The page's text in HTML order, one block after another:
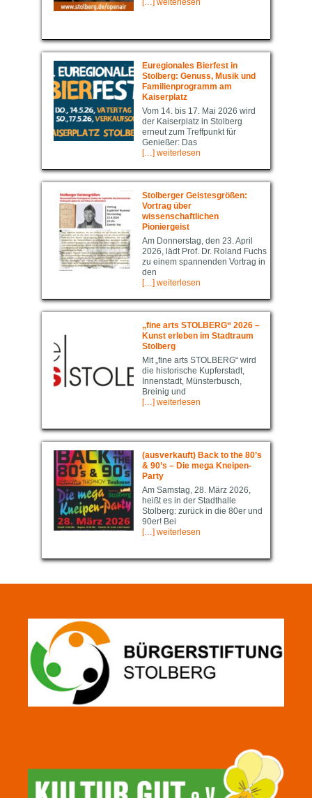
[…] weiterlesen
Euregio­nal­es Bierfest in
Stolberg: Genuss, Musik und
Familienprogramm am
Kaiserplatz
Vom 14. bis 17. Mai 2026 wird
der Kaiserplatz in Stolberg
erneut zum Treffpunkt für
Genießer: Das
[…] weiterlesen
Stolberger Geistesgrößen:
Vortrag über
wissenschaftlichen
Pioniergeist
Am Donnerstag, den 23. April
2026, lädt Prof. Dr. Roland Fuchs
zu einem spannenden Vortrag in
den
[…] weiterlesen
„fine arts STOLBERG“ 2026 –
Kunst erleben im Stadtraum
Stolberg
Mit „fine arts STOLBERG“ wird
die historische Kupferstadt,
Innenstadt, Münsterbusch,
Breinig und
[…] weiterlesen
(ausverkauft) Back to the 80’s
& 90’s – Die mega Kneipen-
Party
Am Samstag, 28. März 2026,
heißt es in der Stadthalle
Stolberg: zurück in die 80er und
90er! Bei
[…] weiterlesen